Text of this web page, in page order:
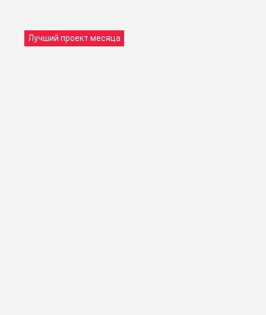
Лучший проект месяца